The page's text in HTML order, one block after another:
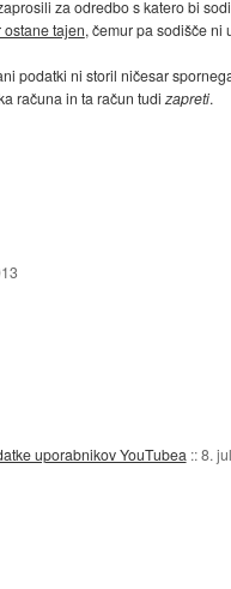
za odredbo s katero bi
tajen, čemur pa sodišče ni
podatki ni storil ničesar
računa in ta račun tudi zapreti.
uporabnikov YouTubea ::8.